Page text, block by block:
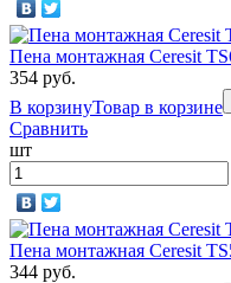
Пена монтажная Ceresit
354 руб.
В корзинуТовар в корзине
Сравнить
шт
Пена монтажная Ceresit
344 руб.